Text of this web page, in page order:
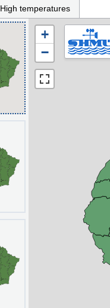
High temperatures
+
−